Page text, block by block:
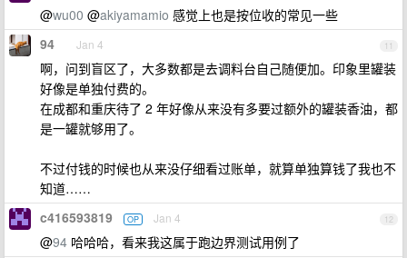
@wu00 @akiyamamio 感觉上也是按位收的常见一些
11
94 Jan 4
啊，问到盲区了，大多数都是去调料台自己随便加。印象里罐装
好像是单独付费的。
在成都和重庆待了 2 年好像从来没有多要过额外的罐装香油，都
是一罐就够用了。
不过付钱的时候也从来没仔细看过账单，就算单独算钱了我也不
知道……
12
c416593819 OP Jan 4
@94 哈哈哈，看来我这属于跑边界测试用例了